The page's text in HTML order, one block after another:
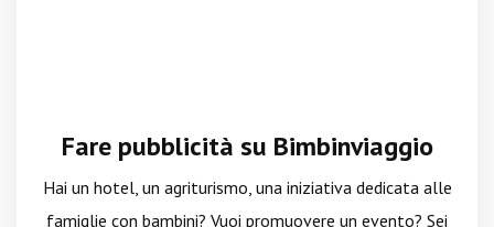
Fare pubblicità su Bimbinviaggio
Hai un hotel, un agriturismo, una iniziativa dedicata alle
famiglie con bambini? Vuoi promuovere un evento? Sei